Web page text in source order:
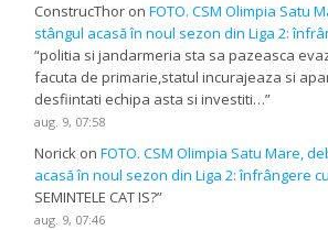
ConstrucThor onFOTO. CSM Olimpia Satu
stângul acasă în noul sezon din Liga 2:
“politia si jandarmeria sta sa pazeasca
facuta de primarie,statul incurajeaza si
desfiintati echipa asta si investiti…”
aug. 9, 07:58
Norick onFOTO. CSM Olimpia Satu Mare,
acasă în noul sezon din Liga 2: înfrângere
SEMINTELE CAT IS?”
aug. 9, 07:46